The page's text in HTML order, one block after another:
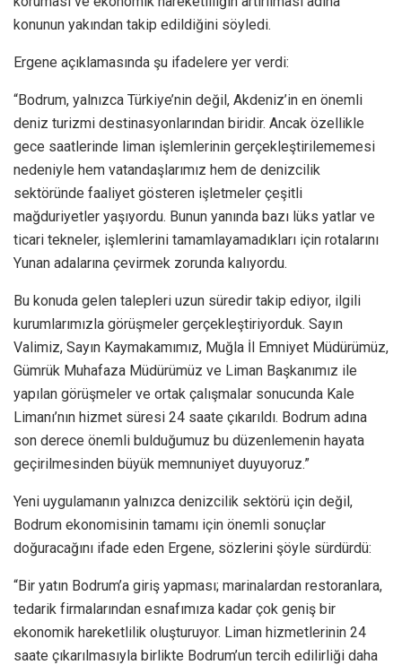
konunun yakından takip edildiğini söyledi.
Ergene açıklamasında şu ifadelere yer verdi:
“Bodrum, yalnızca Türkiye’nin değil, Akdeniz’in en önemli
deniz turizmi destinasyonlarından biridir. Ancak özellikle
gece saatlerinde liman işlemlerinin gerçekleştirilememesi
nedeniyle hem vatandaşlarımız hem de denizcilik
sektöründe faaliyet gösteren işletmeler çeşitli
mağduriyetler yaşıyordu. Bunun yanında bazı lüks yatlar ve
ticari tekneler, işlemlerini tamamlayamadıkları için rotalarını
Yunan adalarına çevirmek zorunda kalıyordu.
Bu konuda gelen talepleri uzun süredir takip ediyor, ilgili
kurumlarımızla görüşmeler gerçekleştiriyorduk. Sayın
Valimiz, Sayın Kaymakamımız, Muğla İl Emniyet Müdürümüz,
Gümrük Muhafaza Müdürümüz ve Liman Başkanımız ile
yapılan görüşmeler ve ortak çalışmalar sonucunda Kale
Limanı’nın hizmet süresi 24 saate çıkarıldı. Bodrum adına
son derece önemli bulduğumuz bu düzenlemenin hayata
geçirilmesinden büyük memnuniyet duyuyoruz.”
Yeni uygulamanın yalnızca denizcilik sektörü için değil,
Bodrum ekonomisinin tamamı için önemli sonuçlar
doğuracağını ifade eden Ergene, sözlerini şöyle sürdürdü:
“Bir yatın Bodrum’a giriş yapması; marinalardan restoranlara,
tedarik firmalarından esnafımıza kadar çok geniş bir
ekonomik hareketlilik oluşturuyor. Liman hizmetlerinin 24
saate çıkarılmasıyla birlikte Bodrum’un tercih edilirliği daha